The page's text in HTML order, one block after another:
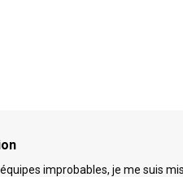
improbables, je me suis